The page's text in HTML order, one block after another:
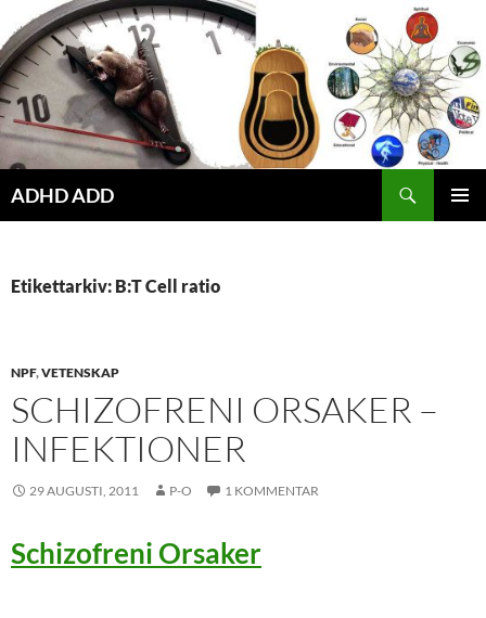
Hoppa
till
innehåll
ADHD ADD
Etikettarkiv: B:T Cell ratio
NPF,VETENSKAP
SCHIZOFRENI ORSAKER –
INFEKTIONER
29 AUGUSTI, 2011 P-O 1 KOMMENTAR
Schizofreni Orsaker